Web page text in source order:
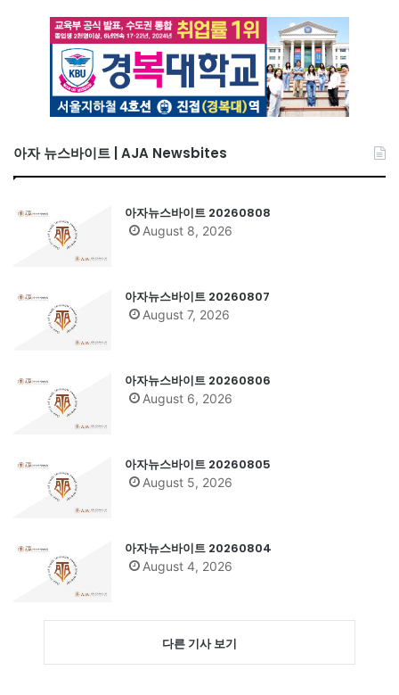
아자 뉴스바이트 | AJA Newsbites
아자뉴스바이트 20260808
August 8, 2026
아자뉴스바이트 20260807
August 7, 2026
아자뉴스바이트 20260806
August 6, 2026
아자뉴스바이트 20260805
August 5, 2026
아자뉴스바이트 20260804
August 4, 2026
다른 기사 보기